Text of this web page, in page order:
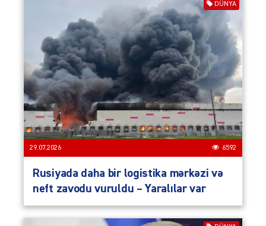
DÜNYA
29.07.2026 6592
Rusiyada daha bir logistika mərkəzi və
neft zavodu vuruldu – Yaralılar var